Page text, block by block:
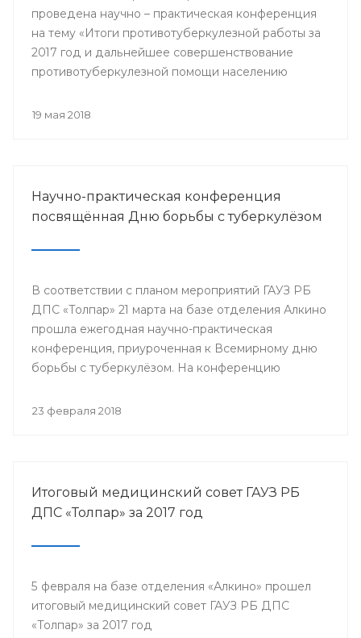
проведена научно – практическая конференция
на тему «Итоги противотуберкулезной работы за
2017 год и дальнейшее совершенствование
противотуберкулезной помощи населению
19 мая 2018
Научно-практическая конференция
посвящённая Дню борьбы с туберкулёзом
В соответствии с планом мероприятий ГАУЗ РБ
ДПС «Толпар» 21 марта на базе отделения Алкино
прошла ежегодная научно-практическая
конференция, приуроченная к Всемирному дню
борьбы с туберкулёзом. На конференцию
санатория, а так же почётные гости.
23 февраля 2018
Итоговый медицинский совет ГАУЗ РБ
ДПС «Толпар» за 2017 год
5 февраля на базе отделения «Алкино» прошел
итоговый медицинский совет ГАУЗ РБ ДПС
«Толпар» за 2017 год